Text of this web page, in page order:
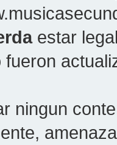
estar
ningun